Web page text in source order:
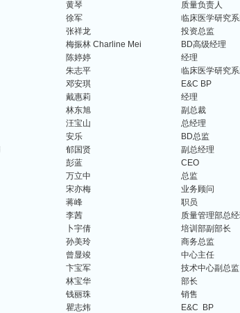
黄琴
质量负责人
徐军
临床医学研究
张祥龙
投资总监
梅振林 Charline Mei
BD高级经理
陈婷婷
经理
朱志平
临床医学研究
邓安琪
E&C BP
戴惠莉
经理
林东旭
副总裁
汪宝山
总经理
安乐
BD总监
郁国贤
副总经理
彭蓝
CEO
万立中
总监
宋亦梅
业务顾问
蒋峰
职员
李茜
质量管理部总
卜宇倩
培训部副部长
孙美玲
商务总监
曾显竣
中心主任
卞宝军
技术中心副总监
林宝华
部长
钱丽珠
销售
瞿志炜
E&C BP